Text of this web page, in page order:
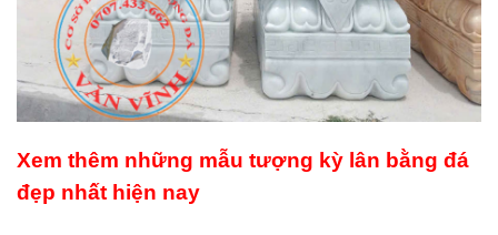
Xem thêm những mẫu tượng kỳ lân bằng đá
đẹp nhất hiện nay